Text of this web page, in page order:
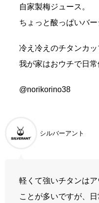
自家製梅ジュース。
ちょっと酸っぱいバー
冷え冷えのチタンカッ
我が家はおウチで日常
@norikorino38
シルバーアント
軽くて強いチタンは
ことが多いですが、